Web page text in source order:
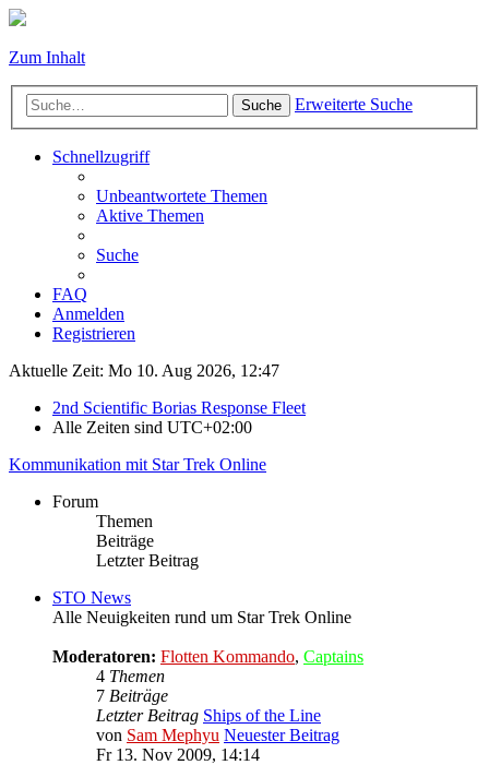
Zum Inhalt
Suche Erweiterte Suche
Schnellzugriff
Unbeantwortete Themen
Aktive Themen
Suche
FAQ
Anmelden
Registrieren
Aktuelle Zeit: Mo 10. Aug 2026, 12:47
2nd Scientific Borias Response Fleet
Alle Zeiten sind UTC+02:00
Kommunikation mit Star Trek Online
Forum
Themen
Beiträge
Letzter Beitrag
STO News
Alle Neuigkeiten rund um Star Trek Online
Moderatoren: Flotten Kommando, Captains
4 Themen
7 Beiträge
Letzter Beitrag Ships of the Line
von Sam Mephyu Neuester Beitrag
Fr 13. Nov 2009, 14:14